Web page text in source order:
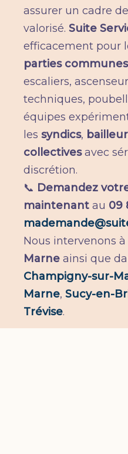
assurer un cadre
valorisé. Suite
efficacement pour
parties communes
escaliers,
techniques,
équipes
lessyndics,
collectivesavec
discrétion.
📞 Demandez
maintenant au 09
Nous intervenons à
Marne ainsi que
Champigny-sur-
Marne,Sucy-en-
Trévise.